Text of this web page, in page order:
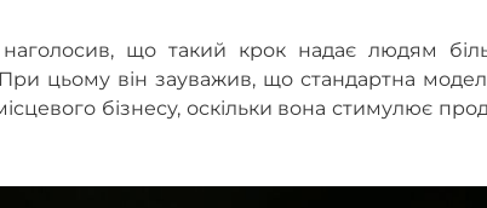
наголосив, що такий крок надає людям
цьому він зауважив, що стандартна
бізнесу, оскільки вона стимулює